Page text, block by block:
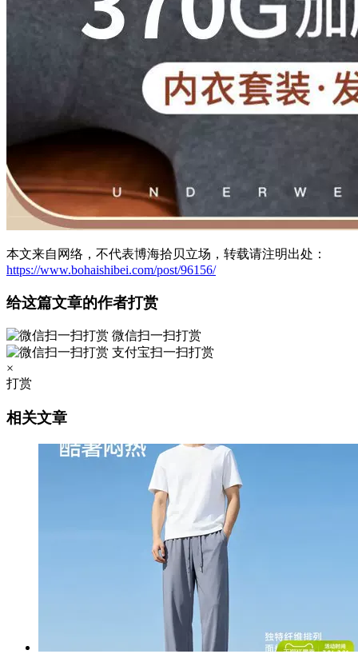
本文来自网络，不代表博海拾贝立场，转载请注明出处：
https://www.bohaishibei.com/post/96156/
给这篇文章的作者打赏
微信扫一扫打赏
支付宝扫一扫打赏
×
打赏
相关文章